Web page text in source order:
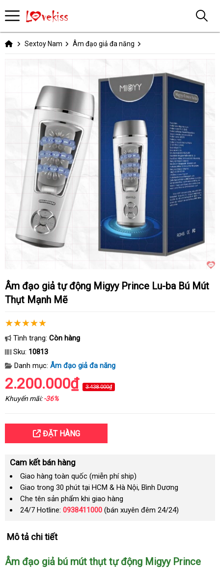
Sextoy Nam Âm đạo giả đa năng
Âm đạo giả tự động Migyy Prince Lu-ba Bú Mút
Thụt Mạnh Mẽ
Tình trạng: Còn hàng
Sku: 10813
Danh mục: Âm đạo giả đa năng
2.200.000₫ 3.438.000₫
Khuyến mãi:-36%
ĐẶT HÀNG
Cam kết bán hàng
Giao hàng toàn quốc (miễn phí ship)
Giao trong 30 phút tại HCM & Hà Nội, Bình Dương
Che tên sản phẩm khi giao hàng
24/7 Hotline: 0938411000 (bán xuyên đêm 24/24)
Mô tả chi tiết
Âm đạo giả bú mút thụt tự động Migyy Prince